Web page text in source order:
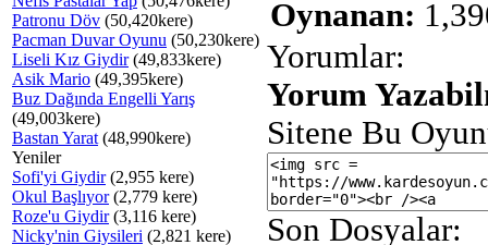
Patronu Döv (50,420kere)
Pacman Duvar Oyunu (50,230kere)
Liseli Kız Giydir(49,833kere)
Asik Mario (49,395kere)
Buz Dağında Engelli Yarış
(49,003kere)
Bastan Yarat (48,990kere)
Yeniler
Sofi'yi Giydir(2,955 kere)
Okul Başlıyor(2,779 kere)
Roze'u Giydir(3,116 kere)
Nicky'nin Giysileri (2,821 kere)
Oynanan:
Yorumlar:
Yorum
Sitene Bu
Son Dosyalar: